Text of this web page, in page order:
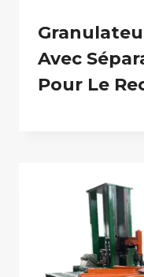
Avec
Pour Le